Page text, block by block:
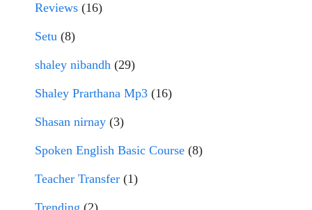
Reviews (16)
Setu (8)
shaley nibandh (29)
Shaley Prarthana Mp3 (16)
Shasan nirnay (3)
Spoken English Basic Course (8)
Teacher Transfer (1)